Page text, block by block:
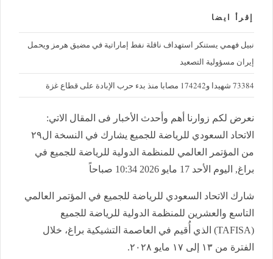
إقرأ ايضا
نبيل فهمي يستنكر استهداف ناقلة نفط إماراتية في مضيق هرمز ويحمل
إيران مسؤولية التصعيد
73384 شهيدا و174242 مصابا منذ بدء حرب الإبادة على قطاع غزة
نعرض لكم زوارنا أهم وأحدث الأخبار فى المقال الاتي:
الاتحاد السعودي للرياضة للجميع يشارك في النسخة ال٢٩
من المؤتمر العالمي للمنظمة الدولية للرياضة للجميع في
براغ, اليوم الأحد 17 مايو 2026 10:34 صباحاً
شارك الاتحاد السعودي للرياضة للجميع في المؤتمر العالمي
التاسع والعشرين للمنظمة الدولية للرياضة للجميع
(TAFISA) الذي أُقيم في العاصمة التشيكية براغ، خلال
الفترة من ١٣ إلى ١٧ مايو ٢٠٢٨.